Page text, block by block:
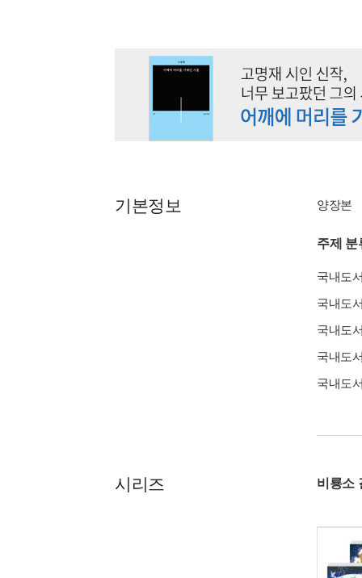
기본정보 양장본
주제 분
국내도
국내도
국내도
국내도
국내도
시리즈 비룡소